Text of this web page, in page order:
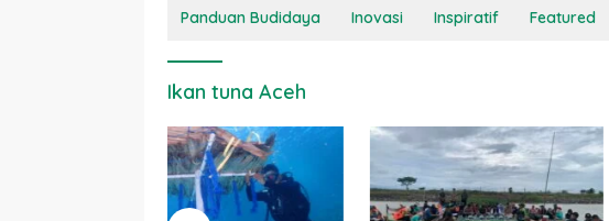
Panduan Budidaya Inovasi Inspiratif Featured
Ikan tuna Aceh